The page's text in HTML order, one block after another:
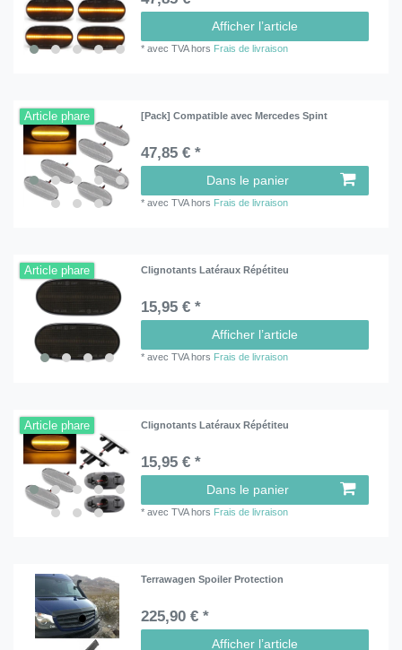
Afficher l’article
*avec TVAhors Frais de livraison
Article phare [Pack] Compatible avec Mercedes Spint
47,85 € *
Dans le panier
*avec TVAhors Frais de livraison
Article phare Clignotants Latéraux Répétiteu
15,95 € *
Afficher l’article
*avec TVAhors Frais de livraison
Article phare Clignotants Latéraux Répétiteu
15,95 € *
Dans le panier
*avec TVAhors Frais de livraison
Terrawagen Spoiler Protection
225,90 € *
Afficher l’article